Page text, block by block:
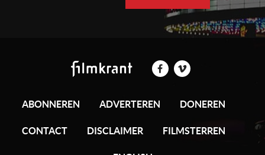
ABONNEREN ADVERTEREN DONEREN
CONTACT DISCLAIMER FILMSTERREN